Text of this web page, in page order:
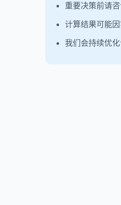
重要决策前请
计算结果可能
我们会持续优